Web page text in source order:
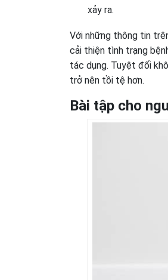
xảy ra.
Với những thông tin
cải thiện tình trạng
tác dụng. Tuyệt đối
trở nên tồi tệ hơn.
Bài tập cho